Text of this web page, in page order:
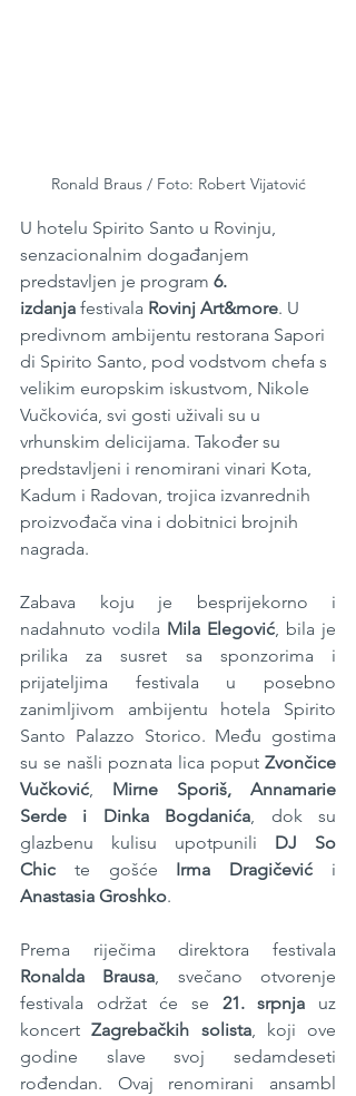
Ronald Braus / Foto: Robert Vijatović
U hotelu Spirito Santo u Rovinju,
senzacionalnim događanjem
predstavljen je program 6.
izdanja festivala Rovinj Art&more. U
predivnom ambijentu restorana Sapori
di Spirito Santo, pod vodstvom chefa s
velikim europskim iskustvom, Nikole
Vučkovića, svi gosti uživali su u
vrhunskim delicijama. Također su
predstavljeni i renomirani vinari Kota,
Kadum i Radovan, trojica izvanrednih
proizvođača vina i dobitnici brojnih
nagrada.
Zabava koju je besprijekorno i
nadahnuto vodila Mila Elegović, bila je
prilika za susret sa sponzorima i
prijateljima festivala u posebno
zanimljivom ambijentu hotela Spirito
Santo Palazzo Storico. Među gostima
su se našli poznata lica poput Zvončice
Vučković, Mirne Sporiš, Annamarie
Serde i Dinka Bogdanića, dok su
glazbenu kulisu upotpunili DJ So
Chic te gošće Irma Dragičević
Anastasia Groshko.
Ronalda Brausa, svečano otvorenje
festivala održat će se 21. srpnja uz
koncert Zagrebačkih solista, koji ove
godine slave svoj sedamdeseti
rođendan. Ovaj renomirani ansambl